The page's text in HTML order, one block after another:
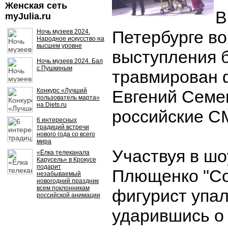
Женская сеть
myJulia.ru
Ночь музеев 2024.
Народное искусство на
высшем уровне
Ночь музеев 2024. Бал
с Пушкиным
Конкурс «Лучший
пользователь марта»
на Diets.ru
6 интересных
традиций встречи
нового года со всего
мира
«Ёлка телеканала
Карусель» в Крокусе
подарит
незабываемый
новогодний праздник
всем поклонникам
российской анимации
Петербурге
выступления
травмирован
Евгений
российские
Участвуя в
Плющенко
фигурист
ударившись о